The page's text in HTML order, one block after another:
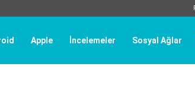
Apple İncelemeler Sosyal Ağlar